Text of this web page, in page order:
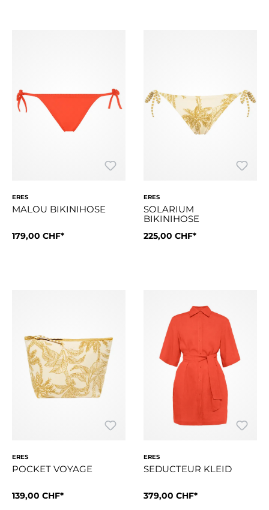
ERES
MALOU BIKINIHOSE
Die Passform dieser bequemen, klassischen Bikinihose
179,00 CHF*
ERES
SOLARIUM
BIKINIHOSE
Solarium ist aus Peau
225,00 CHF*
ERES
POCKET VOYAGE
Die Clutch Voyage ist eine gemusterte Clutch aus Peau
139,00 CHF*
ERES
SEDUCTEUR KLEID
Séducteur ist ein Hemdkleid
379,00 CHF*